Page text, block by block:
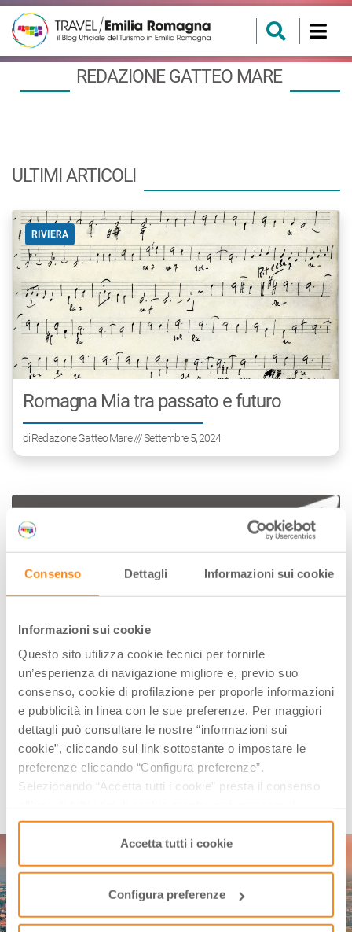
Consenso Dettagli Informazioni sui cookie
Informazioni sui cookie
Questo sito utilizza cookie tecnici per fornirle
un’esperienza di navigazione migliore e, previo suo
consenso, cookie di profilazione per proporle informazioni
e pubblicità in linea con le sue preferenze. Per maggiori
dettagli può consultare le nostre “informazioni sui
cookie”, cliccando sul link sottostante o impostare le
preferenze cliccando “Configura preferenze”.
Selezionando “Accetta tutti i cookie” presta il consenso
consenso cliccando su “Usa solo i cookie necessari” e
saranno attivati i soli cookie tecnici necessari al corretto
funzionamento del sito.
Accetta tutti i cookie
Configura preferenze
REDAZIONE GATTEO MARE
ULTIMI ARTICOLI
RIVIERA
Romagna Mia tra passato e futuro
diRedazione Gatteo Mare/// Settembre 5, 2024
Conosci la nostra newsletter?
Ogni primo del mese, una email con contenuti selezionati ed eventi in
arrivo.
ISCRIVITI
Scopri gli eventi in Emilia-